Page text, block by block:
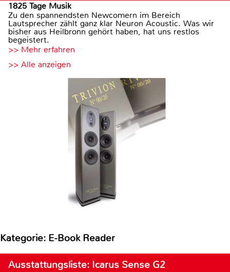
1825 Tage Musik
Zu den spannendsten Newcomern im Bereich
Lautsprecher zählt ganz klar Neuron Acoustic. Was wir
bisher aus Heilbronn gehört haben, hat uns restlos
begeistert.
>> Mehr erfahren
>> Alle anzeigen
Kategorie: E-Book Reader
Ausstattungsliste: Icarus Sense G2